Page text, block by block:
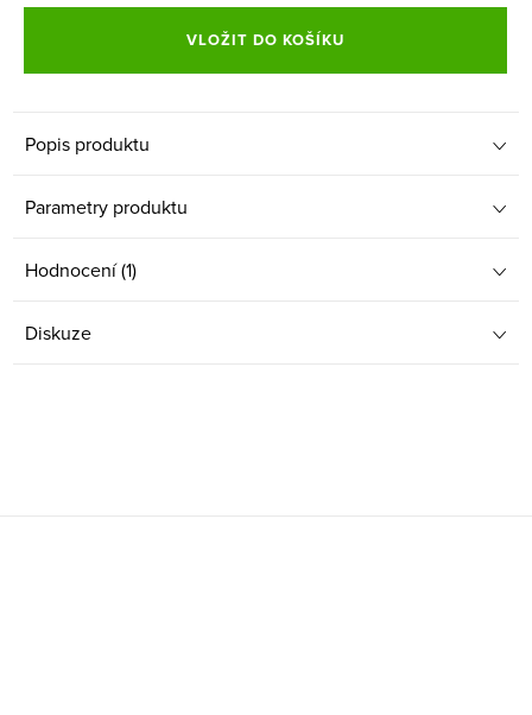
cena:
VLOŽIT DO KOŠÍKU
Popis produktu
Parametry produktu
Hodnocení (1)
Diskuze